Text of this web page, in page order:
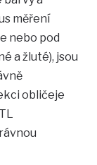
měření
nebo pod
a žluté), jsou
obličeje